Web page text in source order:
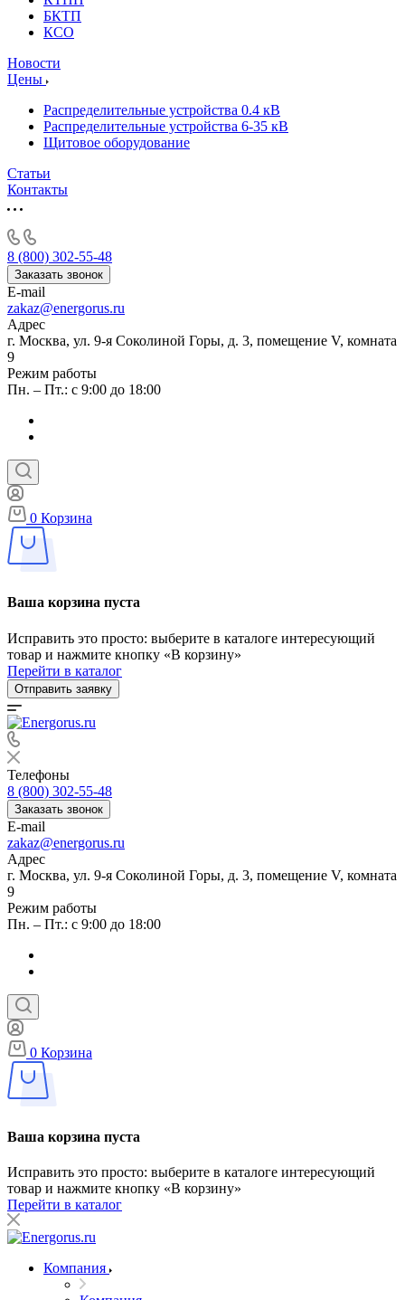
БКТП
КСО
Новости
Цены
Распределительные устройства 0.4 кВ
Распределительные устройства 6-35 кВ
Щитовое оборудование
Статьи
Контакты
8 (800) 302-55-48
Заказать звонок
E-mail
zakaz@energorus.ru
Адрес
г. Москва, ул. 9-я Соколиной Горы, д. 3, помещение V, комната
9
Режим работы
Пн. – Пт.: с 9:00 до 18:00
0 Корзина
Ваша корзина пуста
Исправить это просто: выберите в каталоге интересующий
товар и нажмите кнопку «В корзину»
Перейти в каталог
Отправить заявку
Телефоны
8 (800) 302-55-48
Заказать звонок
E-mail
zakaz@energorus.ru
Адрес
г. Москва, ул. 9-я Соколиной Горы, д. 3, помещение V, комната
9
Режим работы
Пн. – Пт.: с 9:00 до 18:00
0 Корзина
Ваша корзина пуста
Исправить это просто: выберите в каталоге интересующий
товар и нажмите кнопку «В корзину»
Перейти в каталог
Компания